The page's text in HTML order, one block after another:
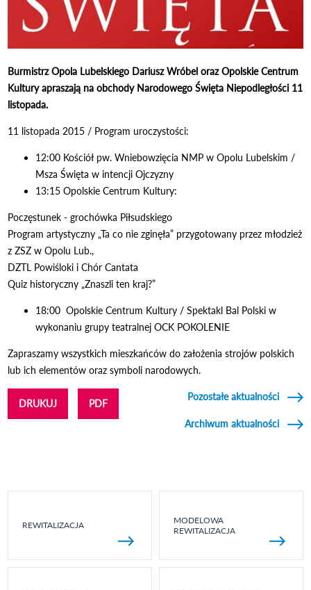
Burmistrz Opola Lubelskiego Dariusz Wróbel oraz Opolskie Centrum
Kultury apraszają na obchody Narodowego Święta Niepodległości 11
listopada.
11 listopada 2015 / Program uroczystości:
12:00 Kościół pw. Wniebowzięcia NMP w Opolu Lubelskim /
Msza Święta w intencji Ojczyzny
13:15 Opolskie Centrum Kultury:
Poczęstunek - grochówka Piłsudskiego
Program artystyczny „Ta co nie zginęła” przygotowany przez młodzież
z ZSZ w Opolu Lub.,
DZTL Powiśloki i Chór Cantata
Quiz historyczny „Znaszli ten kraj?”
18:00 Opolskie Centrum Kultury / Spektakl Bal Polski w
wykonaniu grupy teatralnej OCK POKOLENIE
Zapraszamy wszystkich mieszkańców do założenia strojów polskich
lub ich elementów oraz symboli narodowych.
DRUKUJ PDF
Pozostałe aktualności
Archiwum aktualności
REWITALIZACJA
MODELOWA
REWITALIZACJA